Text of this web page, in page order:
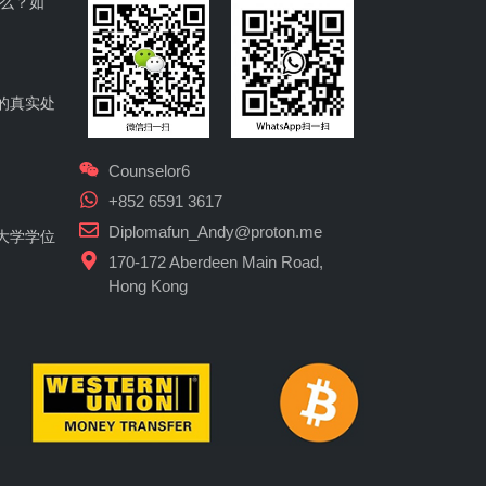
真实处
学学位
Counselor6
+852 6591 3617
Diplomafun_Andy@proton.me
170-172 Aberdeen Main Road,
Hong Kong